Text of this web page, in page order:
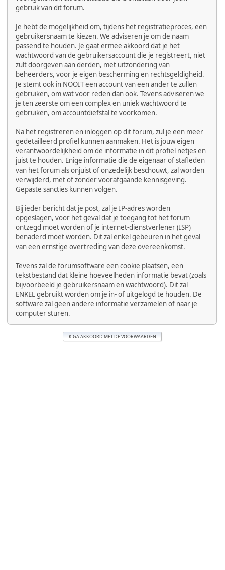
gebruik van dit forum.
Je hebt de mogelijkheid om, tijdens het registratieproces, een
gebruikersnaam te kiezen. We adviseren je om de naam
passend te houden. Je gaat ermee akkoord dat je het
wachtwoord van de gebruikersaccount die je registreert, niet
zult doorgeven aan derden, met uitzondering van
beheerders, voor je eigen bescherming en rechtsgeldigheid.
Je stemt ook in NOOIT een account van een ander te zullen
gebruiken, om wat voor reden dan ook. Tevens adviseren we
je ten zeerste om een complex en uniek wachtwoord te
gebruiken, om accountdiefstal te voorkomen.
Na het registreren en inloggen op dit forum, zul je een meer
gedetailleerd profiel kunnen aanmaken. Het is jouw eigen
verantwoordelijkheid om de informatie in dit profiel netjes en
juist te houden. Enige informatie die de eigenaar of stafleden
van het forum als onjuist of onzedelijk beschouwt, zal worden
verwijderd, met of zonder voorafgaande kennisgeving.
Gepaste sancties kunnen volgen.
Bij ieder bericht dat je post, zal je IP-adres worden
opgeslagen, voor het geval dat je toegang tot het forum
ontzegd moet worden of je internet-dienstverlener (ISP)
benaderd moet worden. Dit zal enkel gebeuren in het geval
van een ernstige overtreding van deze overeenkomst.
Tevens zal de forumsoftware een cookie plaatsen, een
tekstbestand dat kleine hoeveelheden informatie bevat (zoals
bijvoorbeeld je gebruikersnaam en wachtwoord). Dit zal
ENKEL gebruikt worden om je in- of uitgelogd te houden. De
software zal geen andere informatie verzamelen of naar je
computer sturen.